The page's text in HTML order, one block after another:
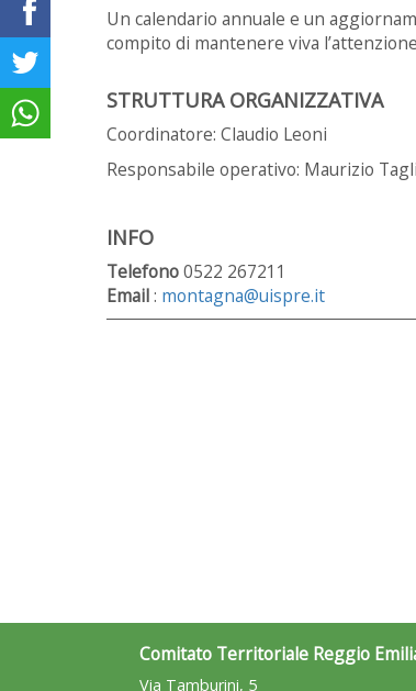
Un calendario annuale e un
compito di mantenere viva
STRUTTURA ORGANIZZATIVA
Coordinatore: Claudio Leoni
Responsabile operativo: Maurizio
INFO
Telefono0522 267211
Email: montagna@uispre.it
Comitato Territoriale Reggio
Via Tamburini, 5